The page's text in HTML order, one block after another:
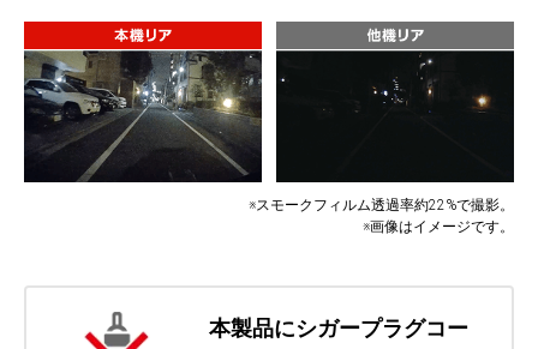
※スモークフィルム透過率約22%で撮影。
※画像はイメージです。
本製品にシガープラグコー